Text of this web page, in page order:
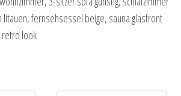
litauen, fernsehsessel beige, sauna glasfront
look